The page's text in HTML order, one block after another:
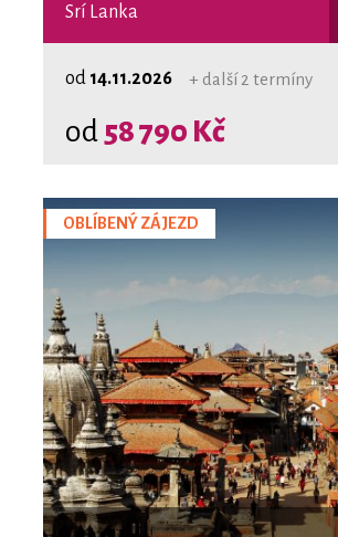
Srí Lanka
od 14.11.2026 + další 2 termíny
od 58 790 Kč
OBLÍBENÝ ZÁJEZD